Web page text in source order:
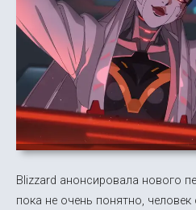
Blizzard анонсировала нового
пока не очень понятно, человек